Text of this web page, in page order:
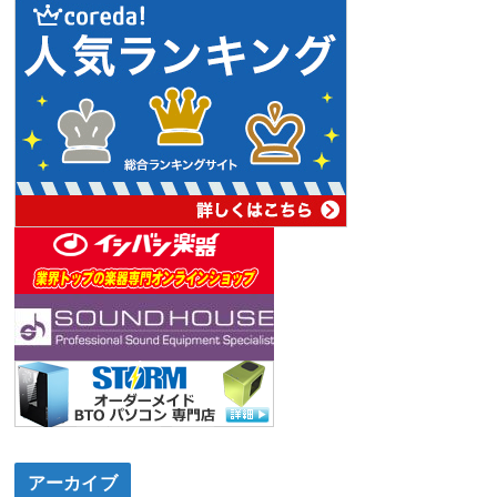
アーカイブ